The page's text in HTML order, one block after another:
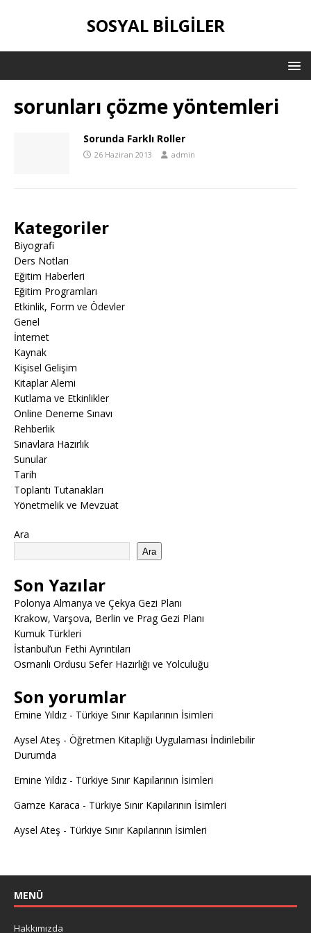
SOSYAL BILGILER
sorunları çözme yöntemleri
Sorunda Farklı Roller
26 Haziran 2013 admin
Kategoriler
Biyografi
Ders Notları
Eğitim Haberleri
Eğitim Programları
Etkinlik, Form ve Ödevler
Genel
İnternet
Kaynak
Kişisel Gelişim
Kitaplar Alemi
Kutlama ve Etkinlikler
Online Deneme Sınavı
Rehberlik
Sınavlara Hazırlık
Sunular
Tarih
Toplantı Tutanakları
Yönetmelik ve Mevzuat
Ara
Ara
Son Yazılar
Polonya Almanya ve Çekya Gezi Planı
Krakow, Varşova, Berlin ve Prag Gezi Planı
Kumuk Türkleri
İstanbul’un Fethi Ayrıntıları
Osmanlı Ordusu Sefer Hazırlığı ve Yolculuğu
Son yorumlar
Emine Yıldız - Türkiye Sınır Kapılarının İsimleri
Aysel Ateş - Öğretmen Kitaplığı Uygulaması İndirilebilir
Durumda
Emine Yıldız - Türkiye Sınır Kapılarının İsimleri
Gamze Karaca - Türkiye Sınır Kapılarının İsimleri
Aysel Ateş - Türkiye Sınır Kapılarının İsimleri
MENÜ
Hakkımızda